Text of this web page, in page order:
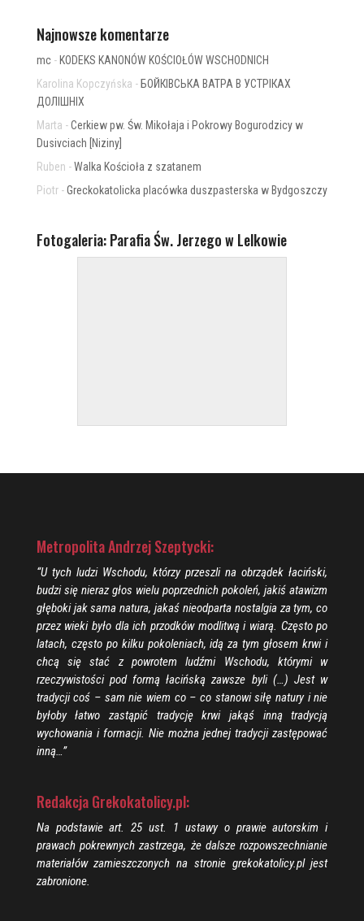
Najnowsze komentarze
mc- KODEKS KANONÓW KOŚCIOŁÓW WSCHODNICH
Karolina Kopczyńska - БОЙКІВСЬКА ВАТРА В УСТРІКАХ
ДОЛІШНІХ
Marta -Cerkiew pw. Św. Mikołaja i Pokrowy Bogurodzicy w
Dusivciach [Niziny]
Ruben -Walka Kościoła z szatanem
Piotr-Greckokatolicka placówka duszpasterska w Bydgoszczy
Fotogaleria: Parafia Św. Jerzego w Lelkowie
Metropolita Andrzej Szeptycki:
“U tych ludzi Wschodu, którzy przeszli na obrządek łaciński,
budzi się nieraz głos wielu poprzednich pokoleń, jakiś atawizm
głęboki jak sama natura, jakaś nieodparta nostalgia za tym, co
przez wieki było dla ich przodków modlitwą i wiarą. Często po
latach, często po kilku pokoleniach, idą za tym głosem krwi i
chcą się stać z powrotem ludźmi Wschodu, którymi w
rzeczywistości pod formą łacińską zawsze byli (…) Jest w
tradycji coś – sam nie wiem co – co stanowi siłę natury i nie
byłoby łatwo zastąpić tradycję krwi jakąś inną tradycją
wychowania i formacji. Nie można jednej tradycji zastępować
inną…”
Redakcja Grekokatolicy.pl:
Na podstawie art. 25 ust. 1 ustawy o prawie autorskim i
prawach pokrewnych zastrzega, że dalsze rozpowszechnianie
materiałów zamieszczonych na stronie grekokatolicy.pl jest
zabronione.